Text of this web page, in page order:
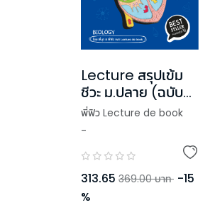
Lecture สรุปเข้ม
ชีวะ ม.ปลาย (ฉบับ
พิมพ์ใหม่)
พี่ฟิว Lecture de book
,
-
313.65 369.00 บาท -15
%